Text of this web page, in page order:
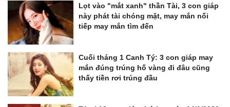
Lọt vào "mắt xanh" thần Tài, 3 con giáp
này phát tài chóng mặt, may mắn nối
tiếp may mắn tìm đến
Cuối tháng 1 Canh Tý: 3 con giáp may
mắn đúng trúng hố vàng đi đâu cũng
thấy tiền rơi trúng đầu